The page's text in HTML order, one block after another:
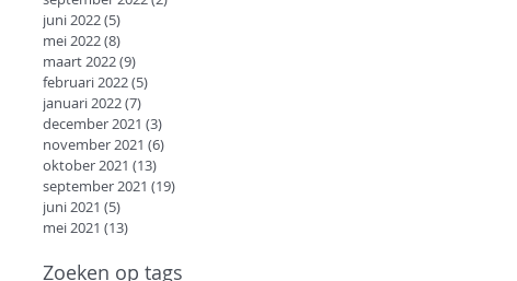
juni 2022(5)
mei 2022(8)
maart 2022(9)
februari 2022(5)
januari 2022(7)
december 2021 (3)
november 2021 (6)
oktober 2021 (13)
september 2021 (19)
juni 2021 (5)
mei 2021 (13)
Zoeken op tags